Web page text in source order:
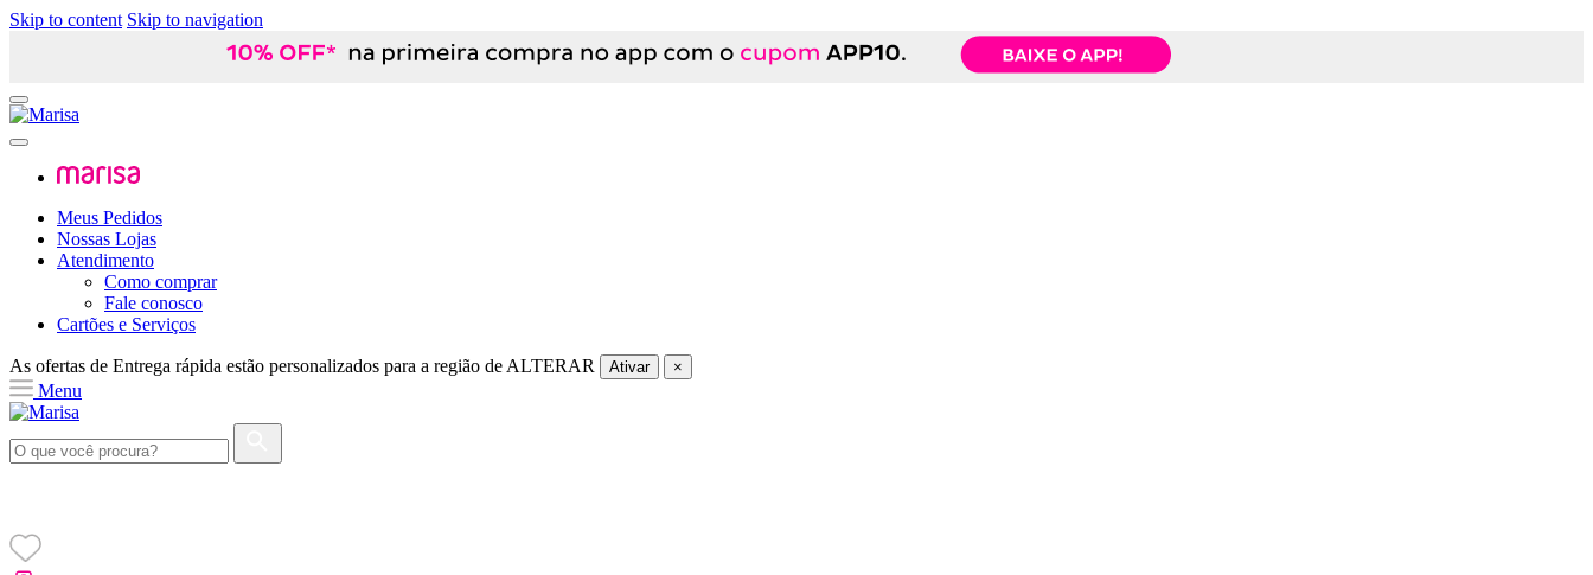
Skip to content Skip to navigation
Meus Pedidos
Nossas Lojas
Atendimento
Como comprar
Fale conosco
Cartões e Serviços
As ofertas de Entrega rápida estão personalizados para a região de ALTERAR Ativar ×
Menu